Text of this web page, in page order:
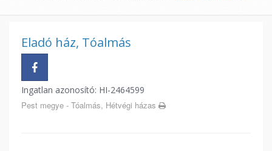
Eladó ház, Tóalmás
Ingatlan azonosító: HI-2464599
Pest megye - Tóalmás, Hétvégi házas